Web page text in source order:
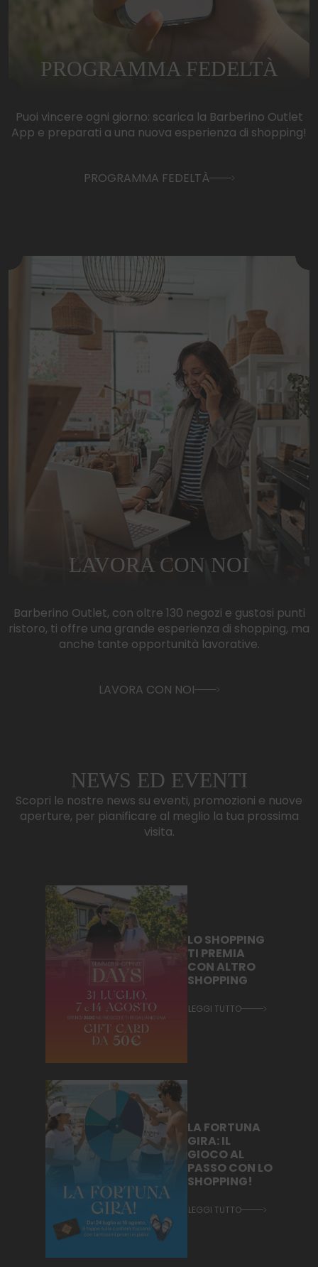
PROGRAMMA FEDELTÀ
Puoi vincere ogni giorno: scarica la Barberino Outlet
App e preparati a una nuova esperienza di shopping!
PROGRAMMA FEDELTÀ
LAVORA CON NOI
Barberino Outlet, con oltre 130 negozi e gustosi punti
ristoro, ti offre una grande esperienza di shopping, ma
anche tante opportunità lavorative.
LAVORA CON NOI
NEWS ED EVENTI
Scopri le nostre news su eventi, promozioni e nuove
aperture, per pianificare al meglio la tua prossima
visita.
LO SHOPPING
TI PREMIA
CON ALTRO
SHOPPING
LEGGI TUTTO
LA FORTUNA
GIRA: IL
GIOCO AL
PASSO CON LO
SHOPPING!
LEGGI TUTTO